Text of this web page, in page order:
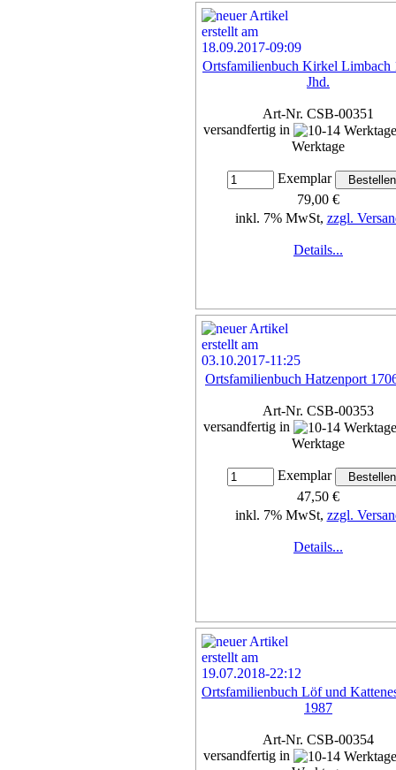
Ortsfamilienbuch Kirkel Limbach
Jhd.
Art-Nr. CSB-00351
versandfertig in
Werktage
Exemplar
79,00 €
inkl. 7% MwSt, zzgl.
Details...
Ortsfamilienbuch Hatzenport
Art-Nr. CSB-00353
versandfertig in
Werktage
Exemplar
47,50 €
inkl. 7% MwSt, zzgl.
Details...
Ortsfamilienbuch Löf und
1987
Art-Nr. CSB-00354
versandfertig in